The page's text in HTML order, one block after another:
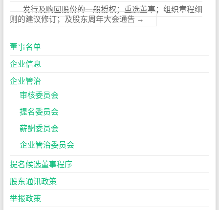
发行及购回股份的一般授权；重选董事；组织章程细
则的建议修订；及股东周年大会通告 →
董事名单
企业信息
企业管治
审核委员会
提名委员会
薪酬委员会
企业管治委员会
提名候选董事程序
股东通讯政策
举报政策